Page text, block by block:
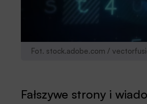
Fot. stock.adobe.com /
Fałszywe strony i